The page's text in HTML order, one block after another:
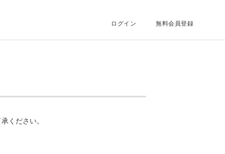
ログイン 無料会員登録
ください。